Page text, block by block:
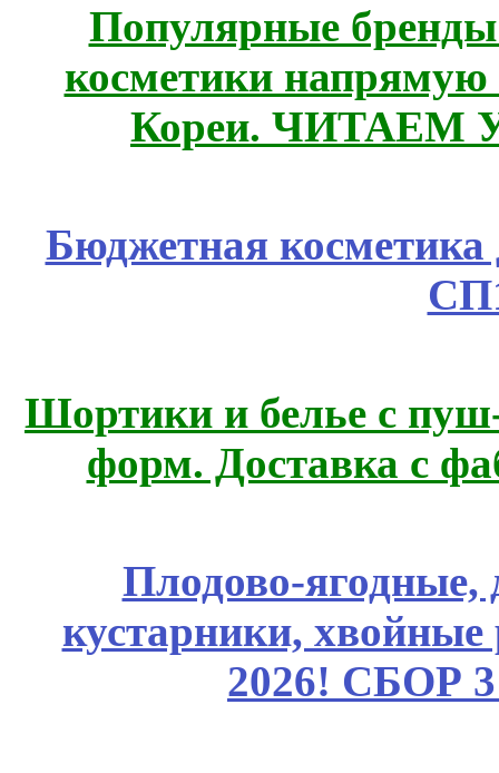
Популярные
косметики
Кореи. ЧИТАЕМ
Бюджетная косметика
Шортики и белье с
форм. Доставка с
Плодово-ягодные,
кустарники,
2026! СБОР